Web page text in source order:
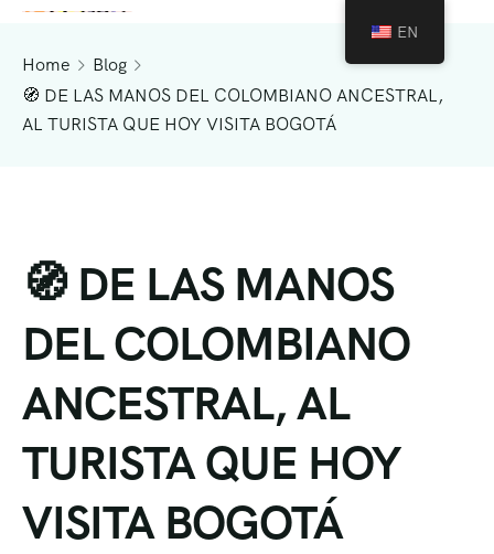
Home
Blog
🧭 DE LAS MANOS DEL COLOMBIANO ANCESTRAL,
AL TURISTA QUE HOY VISITA BOGOTÁ
🧭 DE LAS MANOS
DEL COLOMBIANO
ANCESTRAL, AL
TURISTA QUE HOY
VISITA BOGOTÁ
EN